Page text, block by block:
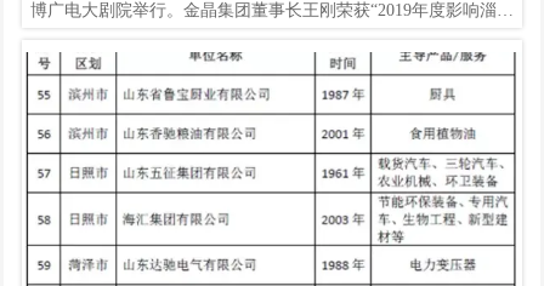
博广电大剧院举行。金晶集团董事长王刚荣获“2019年度影响淄博
了中国第1片玻璃，今天金晶生产出了中国最好的玻璃，未来金晶
将生产世界最好的玻璃，成为淄博的一张世界名片！